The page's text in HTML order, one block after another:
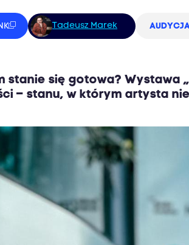
Tadeusz Marek
stanie się gotowa? Wystawa
– stanu, w którym artysta